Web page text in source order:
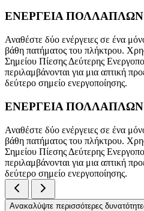
ΕΝΕΡΓΕΙΑ ΠΟΛΛΑΠΛΩΝ
Αναθέστε δύο ενέργειες σε ένα
βάθη πατήματος του πλήκτρου.
Σημείου Πίεσης Δεύτερης
περιλαμβάνονται για μια απτική
δεύτερο σημείο ενεργοποίησης.
ΕΝΕΡΓΕΙΑ ΠΟΛΛΑΠΛΩΝ
Αναθέστε δύο ενέργειες σε ένα
βάθη πατήματος του πλήκτρου.
Σημείου Πίεσης Δεύτερης
περιλαμβάνονται για μια απτική
δεύτερο σημείο ενεργοποίησης.
Ανακαλύψτε περισσότερες